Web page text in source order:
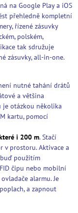
na Google Play a iOS
přehledně kompletní
řízené zásuvky
polském,
tak sdružuje
zásuvky, all-in-one.
nutné tahání drátů
a většina
je otázkou několika
kartu, pomocí
i 200 m. Stačí
prostoru. Aktivace a
použitím
čipu nebo mobilní
alarmu. Je
a zapnout